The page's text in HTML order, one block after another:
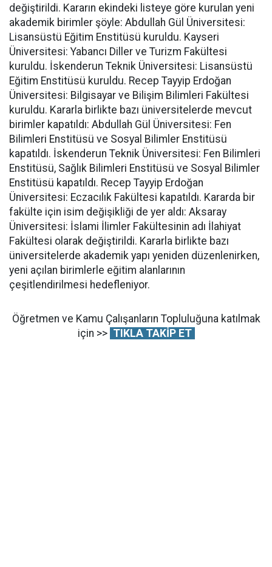
değiştirildi. Kararın ekindeki listeye göre kurulan yeni
akademik birimler şöyle: Abdullah Gül Üniversitesi:
Lisansüstü Eğitim Enstitüsü kuruldu. Kayseri
Üniversitesi: Yabancı Diller ve Turizm Fakültesi
kuruldu. İskenderun Teknik Üniversitesi: Lisansüstü
Eğitim Enstitüsü kuruldu. Recep Tayyip Erdoğan
Üniversitesi: Bilgisayar ve Bilişim Bilimleri Fakültesi
kuruldu. Kararla birlikte bazı üniversitelerde mevcut
birimler kapatıldı: Abdullah Gül Üniversitesi: Fen
Bilimleri Enstitüsü ve Sosyal Bilimler Enstitüsü
kapatıldı. İskenderun Teknik Üniversitesi: Fen Bilimleri
Enstitüsü, Sağlık Bilimleri Enstitüsü ve Sosyal Bilimler
Enstitüsü kapatıldı. Recep Tayyip Erdoğan
Üniversitesi: Eczacılık Fakültesi kapatıldı. Kararda bir
fakülte için isim değişikliği de yer aldı: Aksaray
Üniversitesi: İslami İlimler Fakültesinin adı İlahiyat
Fakültesi olarak değiştirildi. Kararla birlikte bazı
üniversitelerde akademik yapı yeniden düzenlenirken,
yeni açılan birimlerle eğitim alanlarının
çeşitlendirilmesi hedefleniyor.
Öğretmen ve Kamu Çalışanların Topluluğuna katılmak
için >> TIKLA TAKİP ET